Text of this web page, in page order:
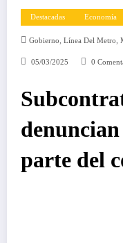
Destacadas Economía
Gobierno Línea Del Metro
05/03/2025 0
parte del